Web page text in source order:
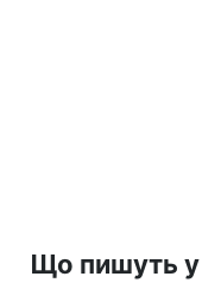
Що пишуть